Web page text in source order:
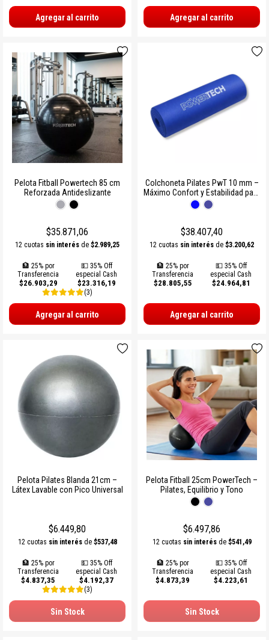
Agregar al carrito Agregar al carrito
Pelota Fitball Powertech 85 cm
Reforzada Antideslizante
$35.871,06
12 cuotas sin interés de $2.989,25
🏦 25% por
Transferencia
$26.903,29
💵 35% Off
especial Cash
$23.316,19
(3)
Agregar al carrito
Colchoneta Pilates PwT 10 mm –
Máximo Confort y Estabilidad para
Entrenar
$38.407,40
12 cuotas sin interés de $3.200,62
🏦 25% por
Transferencia
$28.805,55
💵 35% Off
especial Cash
$24.964,81
Agregar al carrito
Pelota Pilates Blanda 21cm –
Látex Lavable con Pico Universal
$6.449,80
12 cuotas sin interésde $537,48
🏦 25% por
Transferencia
$4.837,35
💵 35% Off
especial Cash
$4.192,37
(3)
Sin Stock
Pelota Fitball 25cm PowerTech –
Pilates, Equilibrio y Tono
$6.497,86
12 cuotas sin interésde $541,49
🏦 25% por
Transferencia
$4.873,39
💵 35% Off
especial Cash
$4.223,61
Sin Stock